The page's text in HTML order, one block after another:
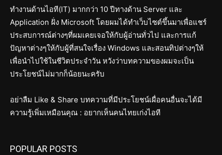
ทำงานด้านไอที(IT) มากกว่า 10 ปีทางด้าน Server และ
Application ฝั่ง Microsoft โดยผมได้ทำเว็บไซต์ขึ้นมาเพื่อแชร์
ประสบการณ์ต่างๆที่ผมเคยเจอให้กับผู้อ่านทั่วไป และการแก้
ปัญหาต่างๆให้กับผู้ที่สนใจเรื่อง Windows และสอนทิปต่างๆให้
เพื่อนำไปใช้ในชีวิตประจำวัน หวังว่าบทความของผมจะเป็น
ประโยชน์ไม่มากก็น้อยนะครับ
อย่าลืม Like & Share บทความที่มีประโยชน์เผื่อคนอื่นจะได้มี
ความรู้เพิ่มเหมือนคุณ : อยากเห็นคนไทยเก่งไอที
POPULAR POSTS